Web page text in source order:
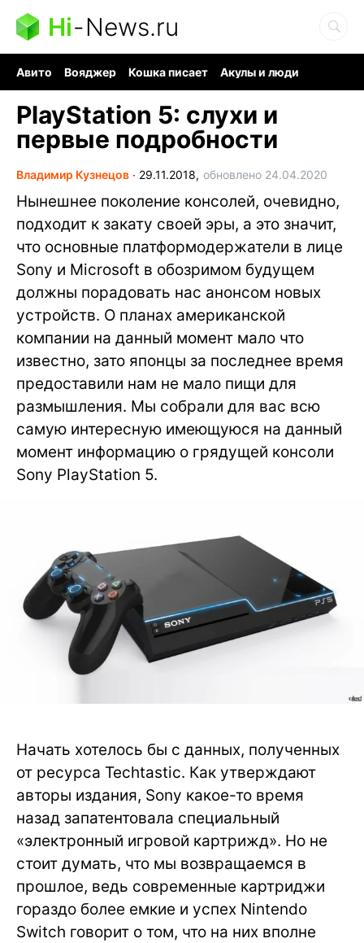
Hi-News.ru
Авито Вояджер Кошка писает
Акулы и люди
PlayStation 5: слухи и
первые подробности
Владимир Кузнецов ∙ 29.11.2018, обновлено 24.04.2020
Нынешнее поколение консолей, очевидно,
подходит к закату своей эры, а это значит,
что основные платформодержатели в лице
Sony и Microsoft в обозримом будущем
должны порадовать нас анонсом новых
устройств. О планах американской
компании на данный момент мало что
известно, зато японцы за последнее время
предоставили нам не мало пищи для
размышления. Мы собрали для вас всю
самую интересную имеющуюся на данный
момент информацию о грядущей консоли
Sony PlayStation 5.
Начать хотелось бы с данных, полученных
от ресурса Techtastic. Как утверждают
авторы издания, Sony какое-то время
назад запатентовала специальный
«электронный игровой картрижд». Но не
стоит думать, что мы возвращаемся в
прошлое, ведь современные картриджи
гораздо более емкие и успех Nintendo
Switch говорит о том, что на них вполне